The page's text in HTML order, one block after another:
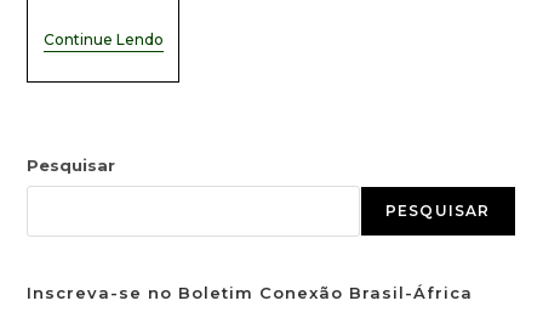
Continue Lendo
Pesquisar
PESQUISAR
Inscreva-se no Boletim Conexão Brasil-África